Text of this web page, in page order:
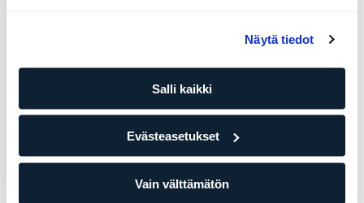
Näytä tiedot
Salli kaikki
Evästeasetukset
Vain välttämätön
Mirella Virta